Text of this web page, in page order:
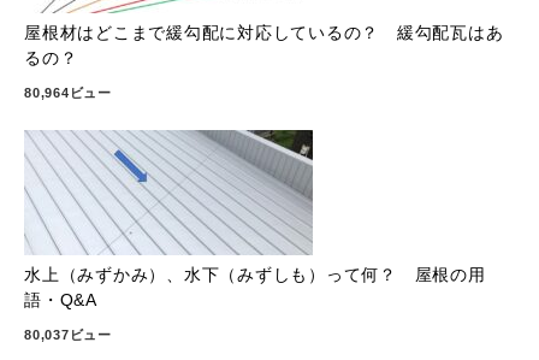
屋根材はどこまで緩勾配に対応しているの？ 緩勾配瓦はあ
るの？
80,964ビュー
水上（みずかみ）、水下（みずしも）って何？ 屋根の用
語・Q&A
80,037ビュー